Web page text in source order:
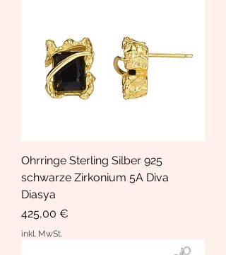
Ohrringe Sterling Silber 925
schwarze Zirkonium 5A Diva
Diasya
Preis
425,00 €
inkl. MwSt.